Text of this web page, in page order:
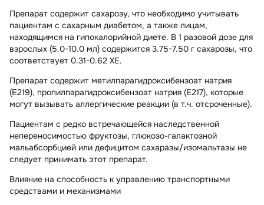
Препарат содержит сахарозу, что необходимо учитывать
пациентам с сахарным диабетом, а также лицам,
находящимся на гипокалорийной диете. В 1 разовой дозе для
взрослых (5.0-10.0 мл) содержится 3.75-7.50 г сахарозы, что
соответствует 0.31-0.62 ХЕ.
Препарат содержит метилпарагидроксибензоат натрия
(Е219), пропилпарагидроксибензоат натрия (Е217), которые
могут вызывать аллергические реакции (в т.ч. отсроченные).
Пациентам с редко встречающейся наследственной
непереносимостью фруктозы, глюкозо-галактозной
мальабсорбцией или дефицитом сахаразы/изомальтазы не
следует принимать этот препарат.
Влияние на способность к управлению транспортными
средствами и механизмами